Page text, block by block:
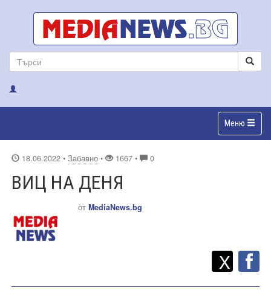
Меню
18.06.2022 • Забавно • 1667 • 0
ВИЦ НА ДЕНЯ
от MediaNews.bg
Споделете
X